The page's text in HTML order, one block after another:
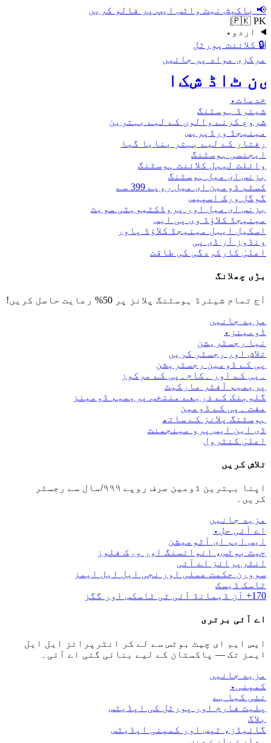
📢 باکیش نیٹ واٹس ایپ پر فالو کریں
🇵🇰 PK
|
اردو ▾
|
🔒 کلائنٹ پورٹل
مرکزی مواد پر جائیں
ڈاٹ نیٹ
خدمات▾
شیئرڈ ہوسٹنگ
شروع کرنے والوں کے لیے بہترین
مینیجڈ ورڈپریس
رفتار کے لیے بہتر بنایا گیا
ایجنسی ہوسٹنگ
وائلٹ لیبل کلائنٹ ہوسٹنگ
بزنس ای میل ہوسٹنگ
کسٹم ڈومین ای میل روپے 399 سے
گوگل ورک اسپیس
بزنس ای میل اور پروڈکٹیویٹی سویٹ
مینیجڈ کلاؤڈ وی پی ایس
اسکیل ایبل مینیجڈ کلاؤڈ پاور
ونڈوز آر ڈی پی
اعلیٰ کارکردگی کی طاقت
بڑی چھلانگ
آج تمام شیئرڈ ہوسٹنگ پلانز پر 50% رعایت حاصل کریں!
مزید جانیں
ڈومینز ▾
نیا رجسٹریشن
تلاش اور رجسٹر کریں
پی کے ڈومین رجسٹریشن
۔پی کے اور ۔کام۔پی کے مرکوز
پریمیم آفٹر مارکیٹ
گلوبنک کے ذریعے منتخب پریمیم ڈومینز
مفت ۔پی کے ڈومین
ہوسٹنگ پلانز کے ساتھ
ڈی این ایس پرو مینجمنٹ
اعلیٰ کنٹرول
تلاش کریں
اپنا بہترین ڈومین صرف روپے ۹۹۹/سال سے رجسٹر
کریں۔
مزید جانیں
اے آئی حل ▾
ایس ایم ای آٹومیشن
چیٹ بوٹس، انوائسنگ اور ورک فلوز
انٹرپرائز اے آئی
سوورن حکمت عملی اور نجی ایل ایل ایمز
ٹاسک ڈیسک
170+ آن ڈیمانڈ آئی ٹی ٹاسکس اور گگز
اے آئی برتری
ایس ایم ای چیٹ بوٹس سے لے کر انٹرپرائز ایل ایل
ایمز تک — پاکستان کے لیے بنائی گئی اے آئی۔
مزید جانیں
کمپنی ▾
نئی کیا ہے
پلیٹ فارم اور پورٹل کی اپڈیٹس
بلاگ
گائیڈز، ٹپس اور کمپنی اپڈیٹس
ہمارے بارے میں